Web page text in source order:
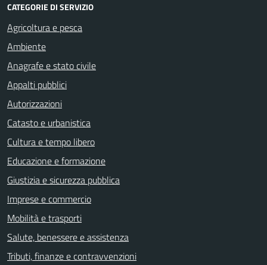
CATEGORIE DI SERVIZIO
Agricoltura e pesca
Ambiente
Anagrafe e stato civile
Appalti pubblici
Autorizzazioni
Catasto e urbanistica
Cultura e tempo libero
Educazione e formazione
Giustizia e sicurezza pubblica
Imprese e commercio
Mobilità e trasporti
Salute, benessere e assistenza
Tributi, finanze e contravvenzioni